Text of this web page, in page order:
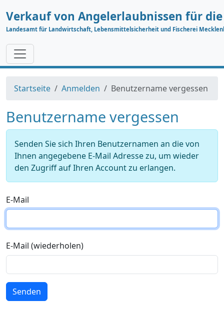
Verkauf von Angelerlaubnissen für
Landesamt für Landwirtschaft, Lebensmittelsicherheit und Fischerei
Startseite Anmelden Benutzername vergessen
Benutzername vergessen
Senden Sie sich Ihren Benutzernamen an die von
Ihnen angegebene E-Mail Adresse zu, um wieder
den Zugriff auf Ihren Account zu erlangen.
E-Mail
E-Mail (wiederholen)
Senden